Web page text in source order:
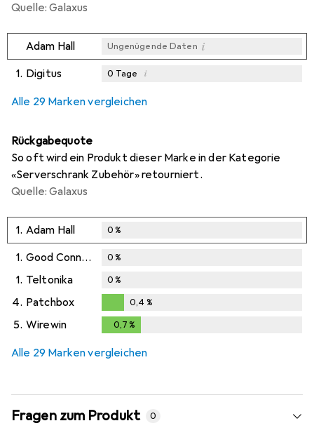
Quelle: Galaxus
Adam Hall Ungenügende Daten i
1. Digitus 0 Tage i
Alle 29 Marken vergleichen
Rückgabequote
So oft wird ein Produkt dieser Marke in der Kategorie
«Serverschrank Zubehör» retourniert.
Quelle: Galaxus
1. Adam Hall 0%
1. Good Connections 0%
1. Teltonika 0%
4. Patchbox
0,4%
0,4 %
5. Wirewin 0,7 %
Alle 29 Marken vergleichen
Fragen zum Produkt 0